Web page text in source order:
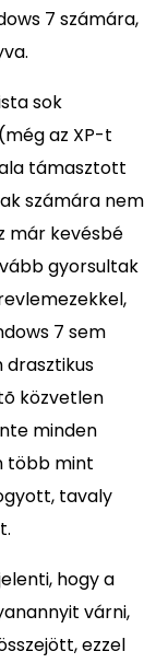
7 számára,
sok
az XP-t
támasztott
számára nem
már kevésbé
gyorsultak
7 sem
drasztikus
közvetlen
minden
több mint
tavaly
hogy a
várni,
ezzel